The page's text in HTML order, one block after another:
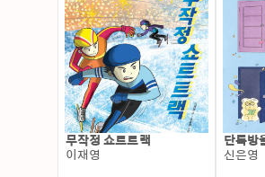
무작정 쇼트트랙
이재영
단톡방
신은영